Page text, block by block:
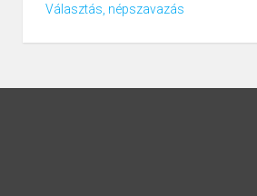
Választás, népszavazás